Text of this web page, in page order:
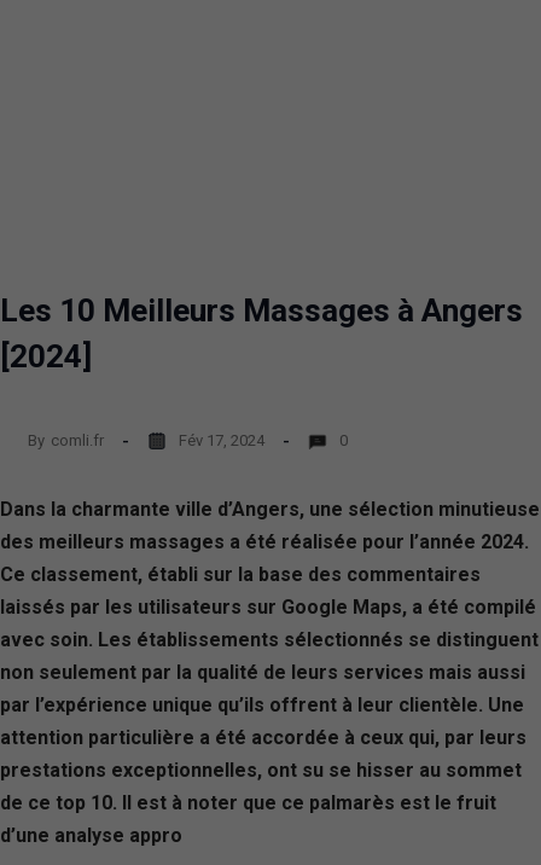
Les 10 Meilleurs Massages à Angers
[2024]
By comli.fr Fév 17, 2024 0
Dans la charmante ville d’Angers, une sélection minutieuse
des meilleurs massages a été réalisée pour l’année 2024.
Ce classement, établi sur la base des commentaires
laissés par les utilisateurs sur Google Maps, a été compilé
avec soin. Les établissements sélectionnés se distinguent
non seulement par la qualité de leurs services mais aussi
par l’expérience unique qu’ils offrent à leur clientèle. Une
attention particulière a été accordée à ceux qui, par leurs
prestations exceptionnelles, ont su se hisser au sommet
de ce top 10. Il est à noter que ce palmarès est le fruit
d’une analyse appro